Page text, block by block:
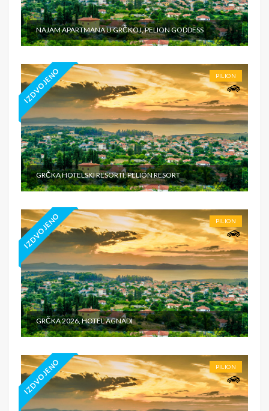
NAJAM APARTMANA U GRČKOJ, PELION GODDESS
IZDVOJENO PILION
GRČKA HOTELSKI RESORTI, PELION RESORT
IZDVOJENO PILION
GRČKA 2026, HOTEL AGNADI
IZDVOJENO PILION